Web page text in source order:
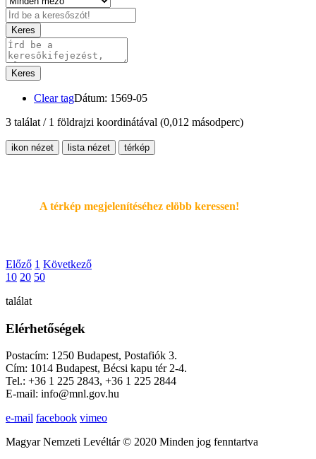
Keres
Keres
Clear tagDátum: 1569-05
3 találat / 1 földrajzi koordinátával (0,012 másodperc)
ikon nézet lista nézet térkép
A térkép megjelenítéséhez elöbb keressen!
Előző 1 Következő
10 20 50
találat
Elérhetőségek
Postacím: 1250 Budapest, Postafiók 3.
Cím: 1014 Budapest, Bécsi kapu tér 2-4.
Tel.: +36 1 225 2843, +36 1 225 2844
E-mail: info@mnl.gov.hu
e-mail facebook vimeo
Magyar Nemzeti Levéltár © 2020 Minden jog fenntartva